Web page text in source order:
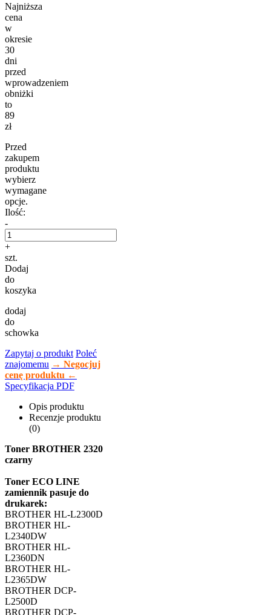
Najniższa
cena
w
okresie
30
dni
przed
wprowadzeniem
obniżki
to
89
zł
Przed
zakupem
produktu
wybierz
wymagane
opcje.
Ilość:
-
+
szt.
Dodaj
do
koszyka
dodaj
do
schowka
Zapytaj o produkt Poleć
znajomemu → Negocjuj
cenę produktu ←
Specyfikacja PDF
Opis produktu
Recenzje produktu
(0)
Toner BROTHER 2320
czarny
Toner ECO LINE
zamiennik pasuje do
drukarek:
BROTHER HL-L2300D
BROTHER HL-
L2340DW
BROTHER HL-
L2360DN
BROTHER HL-
L2365DW
BROTHER DCP-
L2500D
BROTHER DCP-